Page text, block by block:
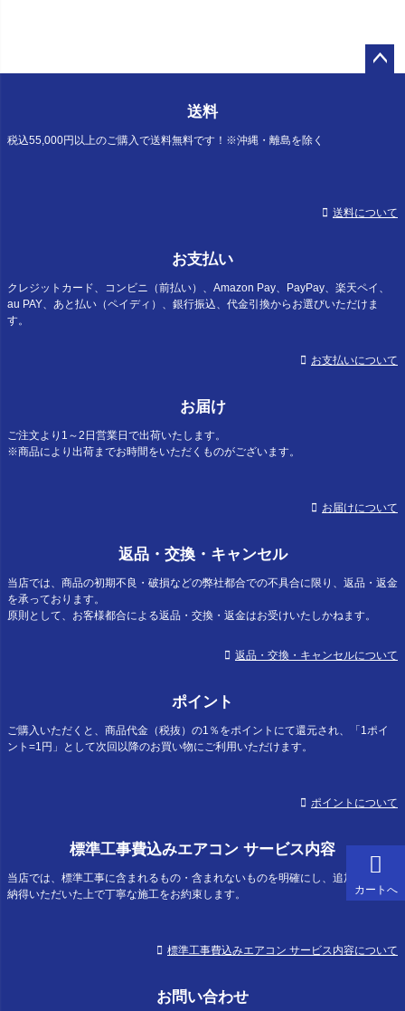
カートへ
送料
税込55,000円以上のご購入で送料無料です！※沖縄・離島を除く
送料について
お支払い
クレジットカード、コンビニ（前払い）、Amazon Pay、PayPay、楽天ペイ、
au PAY、あと払い（ペイディ）、銀行振込、代金引換からお選びいただけま
す。
お支払いについて
お届け
ご注文より1～2日営業日で出荷いたします。
※商品により出荷までお時間をいただくものがございます。
お届けについて
返品・交換・キャンセル
当店では、商品の初期不良・破損などの弊社都合での不具合に限り、返品・返金
を承っております。
原則として、お客様都合による返品・交換・返金はお受けいたしかねます。
返品・交換・キャンセルについて
ポイント
ご購入いただくと、商品代金（税抜）の1％をポイントにて還元され、「1ポイ
ント=1円」として次回以降のお買い物にご利用いただけます。
ポイントについて
標準工事費込みエアコン サービス内容
当店では、標準工事に含まれるもの・含まれないものを明確にし、追加費用にご
納得いただいた上で丁寧な施工をお約束します。
標準工事費込みエアコン サービス内容について
お問い合わせ